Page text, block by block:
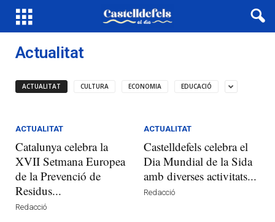
Actualitat
ACTUALITAT CULTURA ECONOMIA EDUCACIÓ
ACTUALITAT
Catalunya celebra la
XVII Setmana Europea
de la Prevenció de
Residus...
Redacció
ACTUALITAT
Castelldefels celebra el
Dia Mundial de la Sida
amb diverses activitats...
Redacció